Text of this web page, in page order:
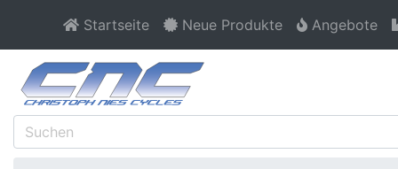
Startseite Neue Produkte Angebote